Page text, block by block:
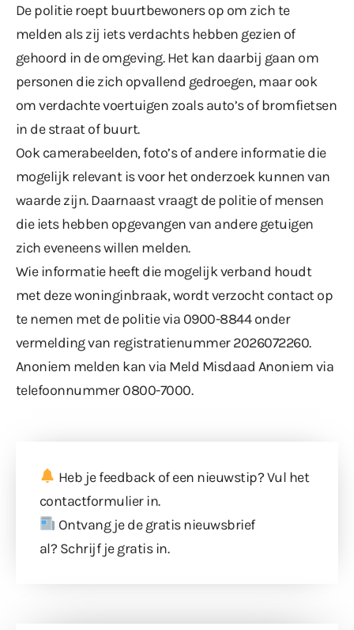
De politie roept buurtbewoners op om zich te
melden als zij iets verdachts hebben gezien of
gehoord in de omgeving. Het kan daarbij gaan om
personen die zich opvallend gedroegen, maar ook
om verdachte voertuigen zoals auto’s of bromfietsen
in de straat of buurt.
Ook camerabeelden, foto’s of andere informatie die
mogelijk relevant is voor het onderzoek kunnen van
waarde zijn. Daarnaast vraagt de politie of mensen
die iets hebben opgevangen van andere getuigen
zich eveneens willen melden.
Wie informatie heeft die mogelijk verband houdt
met deze woninginbraak, wordt verzocht contact op
te nemen met de politie via 0900-8844 onder
vermelding van registratienummer 2026072260.
Anoniem melden kan via Meld Misdaad Anoniem via
telefoonnummer 0800-7000.
Heb je feedback of een nieuwstip? Vul het
contactformulierin.
Ontvang je de gratis nieuwsbrief
al? Schrijf je gratis in.